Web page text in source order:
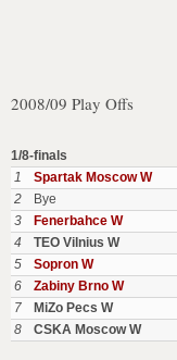
2008/09 Play Offs
1/8-finals
1
Spartak Moscow W
2
Bye
3
Fenerbahce W
4
TEO Vilnius W
5
Sopron W
6
Zabiny Brno W
7
MiZo Pecs W
8
CSKA Moscow W